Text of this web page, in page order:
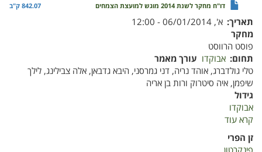
דו"ח מחקר לשנת 2014 מוגש למועצת הצמחים 842.07 ק"ב
תאריך א', 06/01/2014 - 12:00
מחקר
פוסט הרווסט
תחום אבוקדו עורך מאמר
טלי גולדברג, אוהד נריה, דני גמרסני, היבא גדבאן, אלה צבילינג, לילך
שיפמן, איה סיטרוק ורות בן אריה
גידול
אבוקדו
קרא עוד
זן הפרי